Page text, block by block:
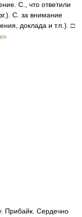
С., что ответили
С. за внимание
доклада и т.п.). □
Прибайк. Сердечно